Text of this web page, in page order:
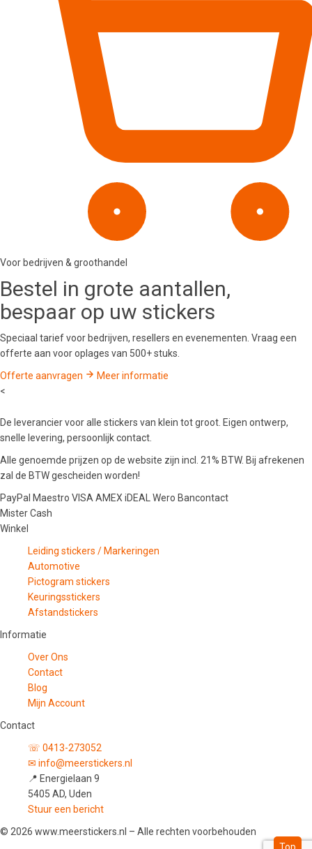
Voor bedrijven & groothandel
Bestel in grote aantallen,
bespaar op uw stickers
Speciaal tarief voor bedrijven, resellers en evenementen. Vraag een
offerte aan voor oplages van 500+ stuks.
Offerte aanvragen
Meer informatie
<
De leverancier voor alle stickers van klein tot groot. Eigen ontwerp,
snelle levering, persoonlijk contact.
Alle genoemde prijzen op de website zijn incl. 21% BTW. Bij afrekenen
zal de BTW gescheiden worden!
PayPal Maestro VISAAMEXiDEALWero Bancontact
Mister Cash
Winkel
Leiding stickers / Markeringen
Automotive
Pictogram stickers
Keuringsstickers
Afstandstickers
Informatie
Over Ons
Contact
Blog
Mijn Account
Contact
☏ 0413-273052
✉ info@meerstickers.nl
📍 Energielaan 9
5405 AD, Uden
Stuur een bericht
© 2026 www.meerstickers.nl – Alle rechten voorbehouden